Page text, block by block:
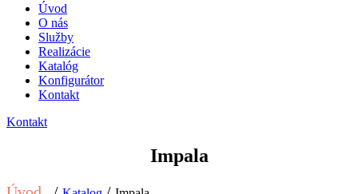
Úvod
O nás
Služby
Realizácie
Katalóg
Konfigurátor
Kontakt
Kontakt
Impala